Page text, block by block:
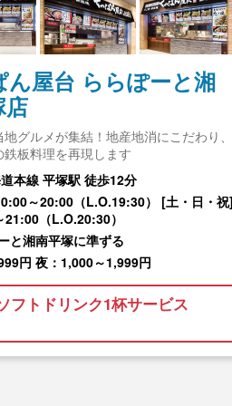
ん屋台 ららぽーと湘
店
地グルメが集結！地産地消にこだわり、
鉄板料理を再現します
本線 平塚駅 徒歩12分
～20:00（L.O.19:30） [土・日・
21:00（L.O.20:30）
と湘南平塚に準ずる
円 夜：1,000～1,999円
フトドリンク1杯サービス